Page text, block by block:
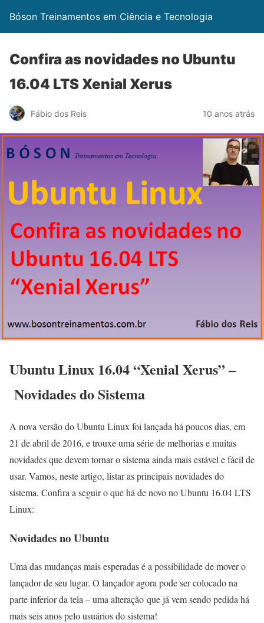
Bóson Treinamentos em Ciência e Tecnologia
Confira as novidades no Ubuntu
16.04 LTS Xenial Xerus
Fábio dos Reis 10 anos atrás
Ubuntu Linux 16.04 “Xenial Xerus” –
Novidades do Sistema
A nova versão do Ubuntu Linux foi lançada há poucos dias, em
21 de abril de 2016, e trouxe uma série de melhorias e muitas
novidades que devem tornar o sistema ainda mais estável e fácil de
usar. Vamos, neste artigo, listar as principais novidades do
sistema. Confira a seguir o que há de novo no Ubuntu 16.04 LTS
Linux:
Novidades no Ubuntu
Uma das mudanças mais esperadas é a possibilidade de mover o
lançador de seu lugar. O lançador agora pode ser colocado na
parte inferior da tela – uma alteração que já vem sendo pedida há
mais seis anos pelo usuários do sistema!